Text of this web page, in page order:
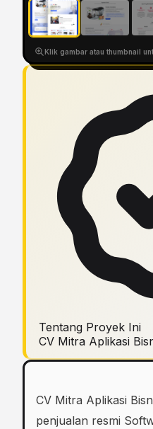
Klik gambar atau thumbnail
Tentang Proyek Ini
CV Mitra Aplikasi
CV Mitra Aplikasi
penjualan resmi